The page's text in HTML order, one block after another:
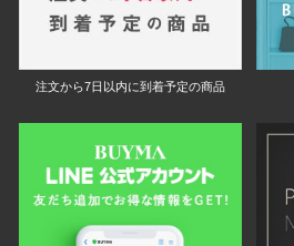
注文から7日以内に到着予定の商品